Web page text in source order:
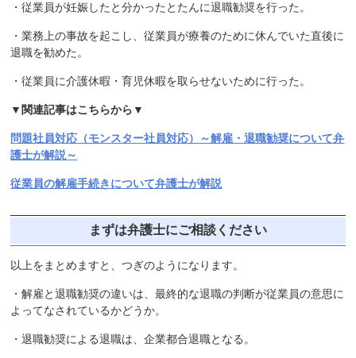
・従業員が妊娠したと分かったとたんに退職勧奨を行った。
・業務上の事故を起こし、従業員が療養のために休んでいた直後に
退職を勧めた。
・従業員に介護休暇・育児休暇を取らせないために行った。
▼関連記事はこちらから▼
問題社員対応（モンスター社員対応）～解雇・退職勧奨について弁
護士が解説～
従業員の解雇手続きについて弁護士が解説
まずは弁護士にご相談ください
以上をまとめますと、つぎのようになります。
・解雇と退職勧奨の違いは、最終的な退職の判断が従業員の意思に
よってなされているかどうか。
・退職勧奨による退職は、企業都合退職となる。